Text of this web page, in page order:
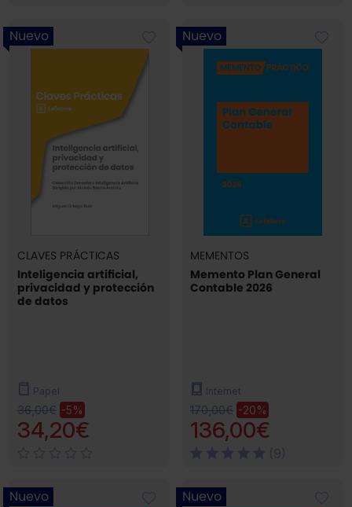
Nuevo
CLAVES PRÁCTICAS
Inteligencia artificial,
privacidad y protección
de datos
Papel
36,00€ -5%
34,20€
Nuevo
MEMENTOS
Memento Plan General
Contable 2026
Internet
170,00€ -20%
136,00€
Nuevo Nuevo